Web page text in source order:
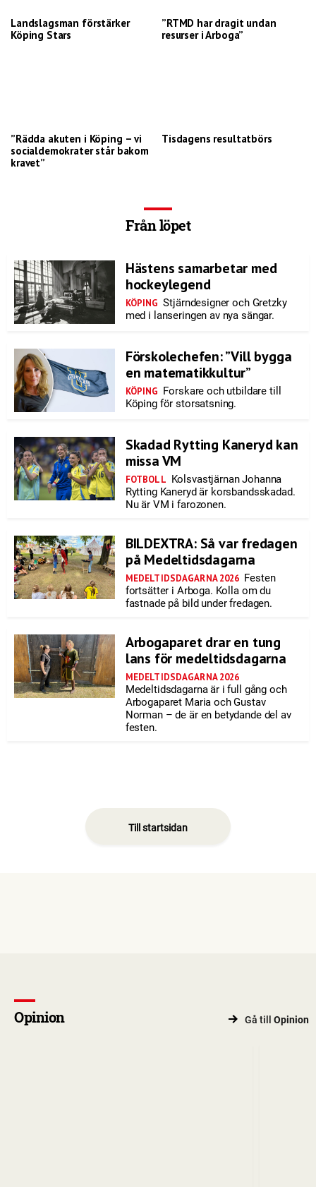
Landslagsman förstärker
Köping Stars
”RTMD har dragit undan
resurser i Arboga”
”Rädda akuten i Köping – vi
socialdemokrater står bakom
kravet”
Tisdagens resultatbörs
Från löpet
Hästens samarbetar med
hockeylegend
KÖPING Stjärndesigner och Gretzky
med i lanseringen av nya sängar.
Förskolechefen: ”Vill bygga
en matematikkultur”
KÖPING Forskare och utbildare till
Köping för storsatsning.
Skadad Rytting Kaneryd kan
missa VM
FOTBOLL Kolsvastjärnan Johanna
Rytting Kaneryd är korsbandsskadad.
Nu är VM i farozonen.
BILDEXTRA: Så var fredagen
på Medeltidsdagarna
MEDELTIDSDAGARNA 2026 Festen
fortsätter i Arboga. Kolla om du
fastnade på bild under fredagen.
Arbogaparet drar en tung
lans för medeltidsdagarna
MEDELTIDSDAGARNA 2026
Medeltidsdagarna är i full gång och
Arbogaparet Maria och Gustav
Norman – de är en betydande del av
festen.
Till startsidan
Opinion Gå till Opinion